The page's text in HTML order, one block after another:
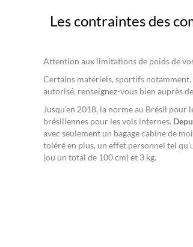
Les contraintes des
Attention aux limitations de poids de
Certains matériels, sportifs notamment,
autorisé, renseignez-vous bien auprès
Jusqu’en 2018, la norme au Brésil pour
brésiliennes pour les vols internes.
avec seulement un bagage cabine de
toléré en plus, un effet personnel tel
(ou un total de 100 cm) et 3 kg.